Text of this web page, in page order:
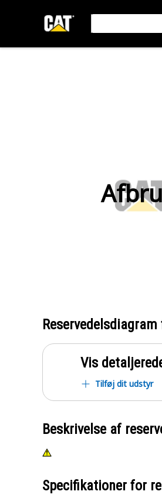
Vis
Tilføj dit udstyr
Beskrivelse af
Specifikationer for